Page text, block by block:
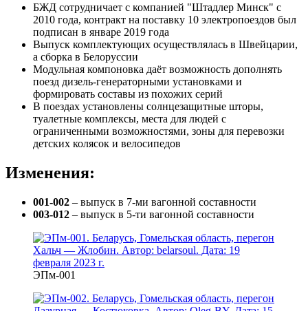
БЖД сотрудничает с компанией "Штадлер Минск" с
2010 года, контракт на поставку 10 электропоездов был
подписан в январе 2019 года
Выпуск комплектующих осуществлялась в Швейцарии,
а сборка в Белоруссии
Модульная компоновка даёт возможность дополнять
поезд дизель-генераторными установками и
формировать составы из похожих серий
В поездах установлены солнцезащитные шторы,
туалетные комплексы, места для людей с
ограниченными возможностями, зоны для перевозки
детских колясок и велосипедов
Изменения:
001-002 – выпуск в 7-ми вагонной составности
003-012 – выпуск в 5-ти вагонной составности
ЭПм-001